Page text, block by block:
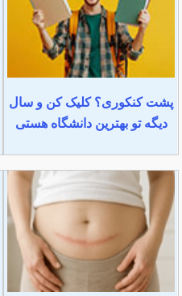
پشت کنکوری؟ کلیک کن و سال
دیگه تو بهترین دانشگاه هستی